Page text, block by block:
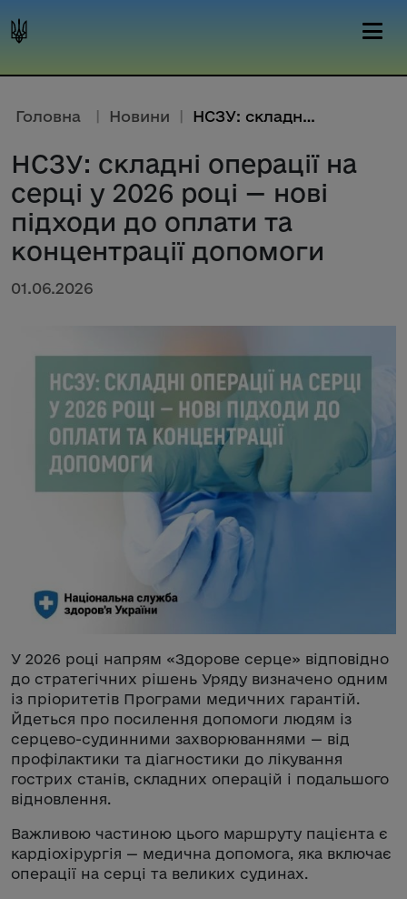
Головна | Новини | НСЗУ: складні операції на серц...
НСЗУ: складні операції на
серці у 2026 році — нові
підходи до оплати та
концентрації допомоги
01.06.2026
У 2026 році напрям «Здорове серце» відповідно
до стратегічних рішень Уряду визначено одним
із пріоритетів Програми медичних гарантій.
Йдеться про посилення допомоги людям із
серцево-судинними захворюваннями — від
профілактики та діагностики до лікування
гострих станів, складних операцій і подальшого
відновлення.
Важливою частиною цього маршруту пацієнта є
кардіохірургія — медична допомога, яка включає
операції на серці та великих судинах.